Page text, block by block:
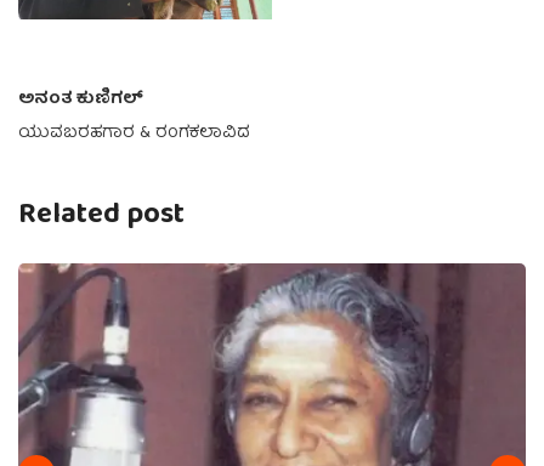
ಅನಂತ ಕುಣಿಗಲ್
ಯುವಬರಹಗಾರ & ರಂಗಕಲಾವಿದ
Related post